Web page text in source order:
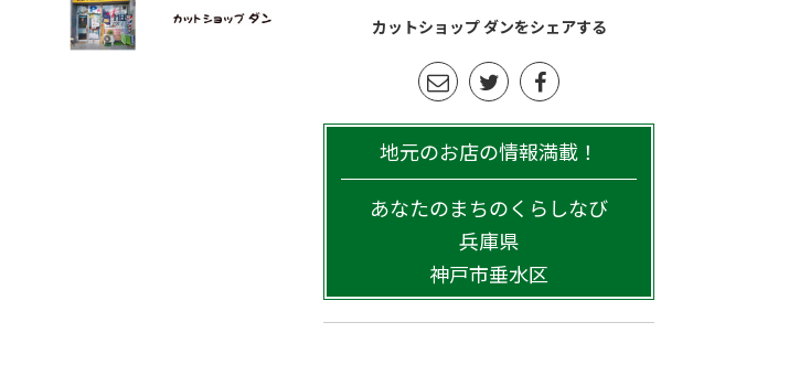
カットショップ ダンをシェアする
地元のお店の情報満載！
あなたのまちのくらしなび
兵庫県
神戸市垂水区